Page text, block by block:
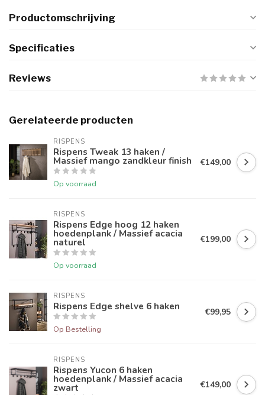
Productomschrijving
Specificaties
Reviews
Gerelateerde producten
RISPENS
Rispens Tweak 13 haken /
Massief mango zandkleur finish
Op voorraad
€149,00
RISPENS
Rispens Edge hoog 12 haken
hoedenplank / Massief acacia
naturel
Op voorraad
€199,00
RISPENS
Rispens Edge shelve 6 haken
Op Bestelling
€99,95
RISPENS
Rispens Yucon 6 haken
hoedenplank / Massief acacia
zwart €149,00